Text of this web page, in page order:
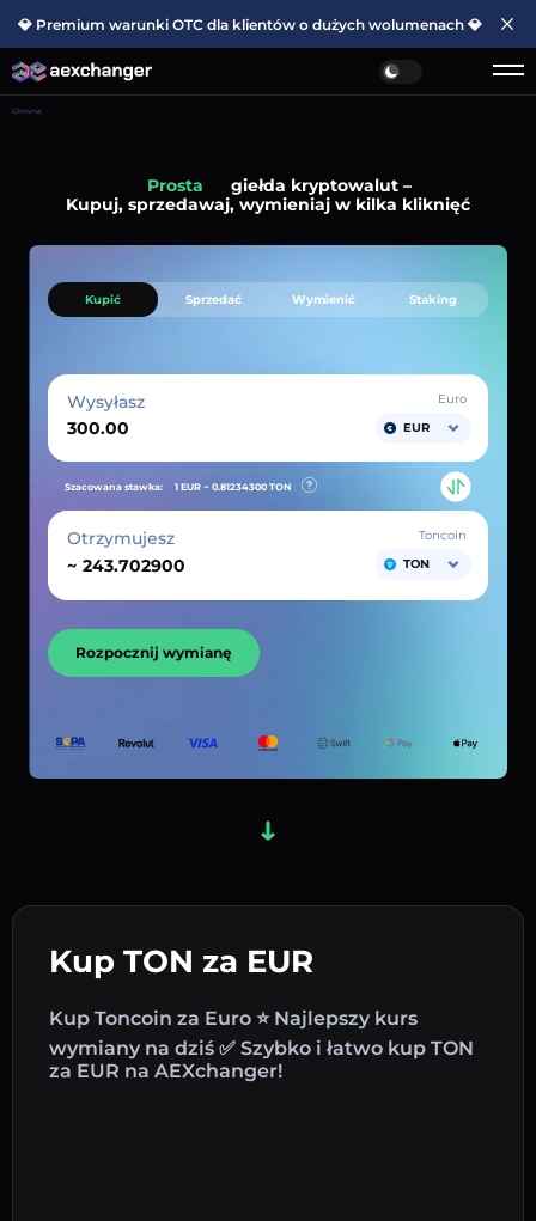
💎 Premium warunki OTC dla klientów o dużych wolumenach 💎
Główna
Prosta
giełda kryptowalut –
Kupuj, sprzedawaj, wymieniaj w kilka kliknięć
Kup TON za EUR
Kup Toncoin za Euro ⭐ Najlepszy kurs
wymiany na dziś ✅ Szybko i łatwo kup TON
za EUR na AEXchanger!
Kupić Sprzedać Wymienić Staking
Wysyłasz
Euro
EUR
Szacowana stawka: 1 EUR ~ 0.81234300 TON
Otrzymujesz
~
Toncoin
TON
Rozpocznij wymianę